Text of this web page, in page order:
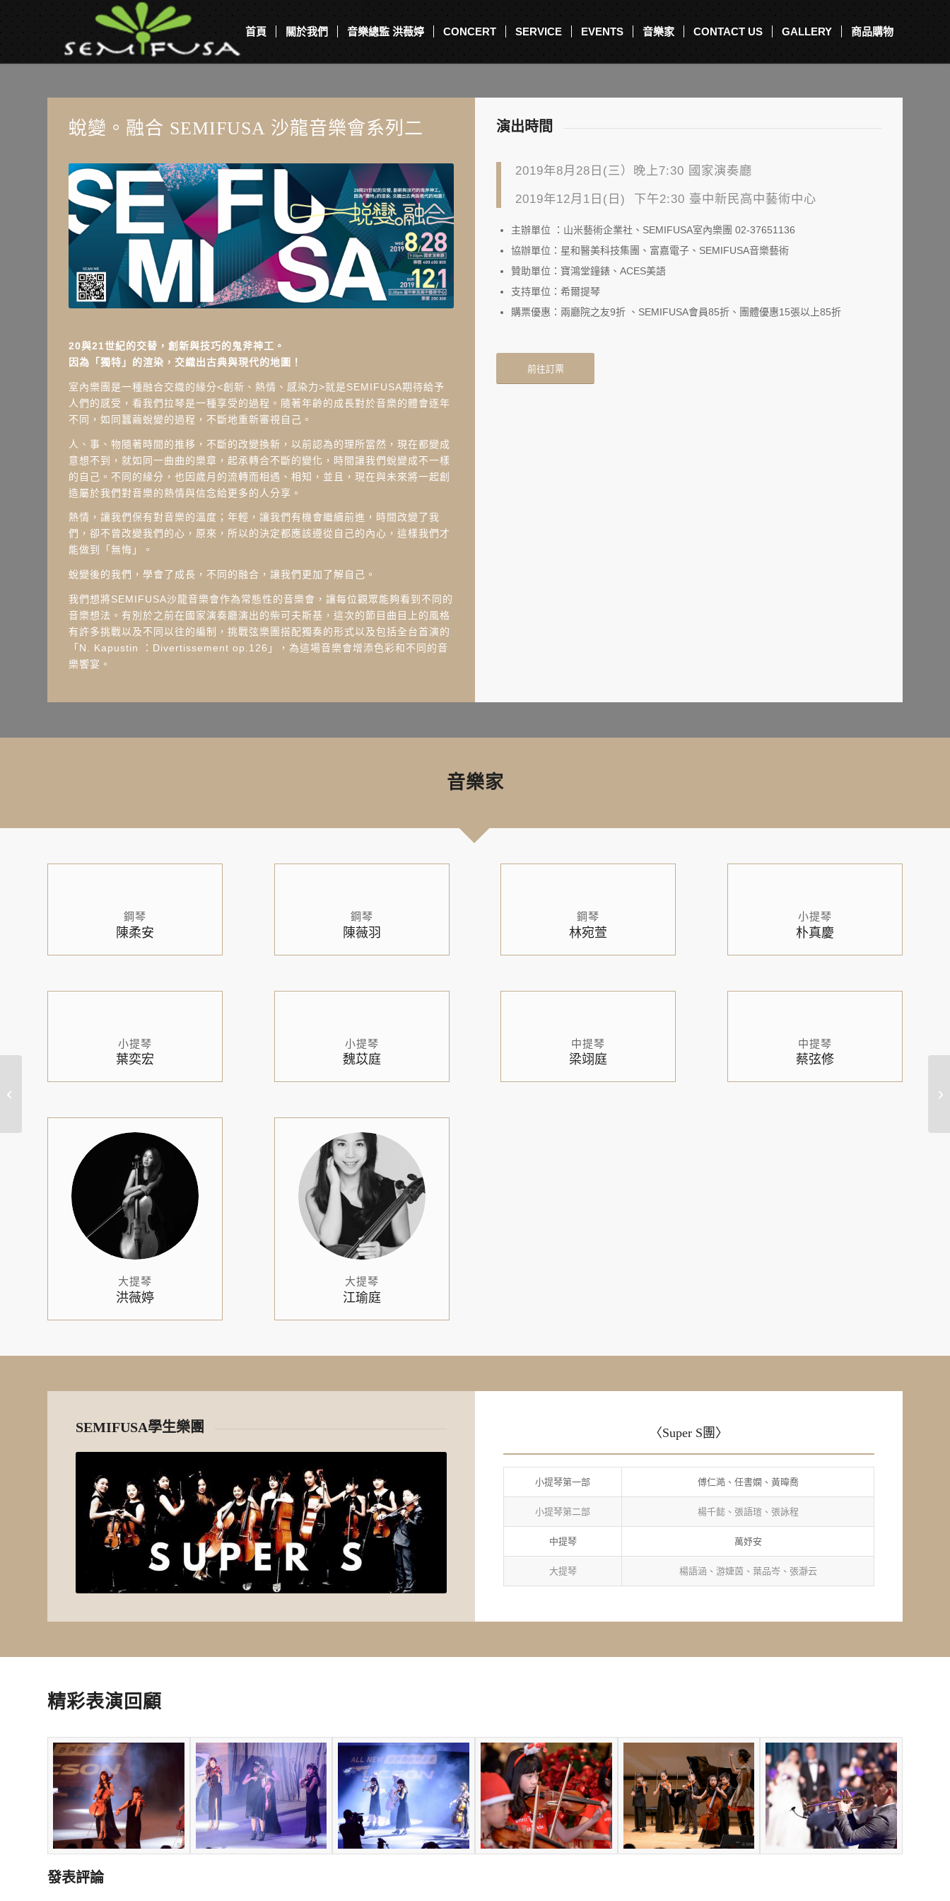
首頁 關於我們 音樂總監 洪薇婷 CONCERT SERVICE EVENTS 音樂家 CONTACT US GALLERY 商品購物
蛻變。融合 SEMIFUSA 沙龍音樂會系列二
20與21世紀的交替，創新與技巧的鬼斧神工。
因為「獨特」的渲染，交織出古典與現代的地圖！
室內樂團是一種融合交織的緣分<創新、熱情、感染力>就是SEMIFUSA期待給予
人們的感受，看我們拉琴是一種享受的過程。隨著年齡的成長對於音樂的體會逐年
不同，如同蠶繭蛻變的過程，不斷地重新審視自己。
人、事、物隨著時間的推移，不斷的改變換新，以前認為的理所當然，現在都變成
意想不到，就如同一曲曲的樂章，起承轉合不斷的變化，時間讓我們蛻變成不一樣
的自己。不同的緣分，也因歲月的流轉而相遇、相知，並且，現在與未來將一起創
造屬於我們對音樂的熱情與信念給更多的人分享。
熱情，讓我們保有對音樂的溫度；年輕，讓我們有機會繼續前進，時間改變了我
們，卻不曾改變我們的心，原來，所以的決定都應該遵從自己的內心，這樣我們才
能做到「無悔」。
蛻變後的我們，學會了成長，不同的融合，讓我們更加了解自己。
我們想將SEMIFUSA沙龍音樂會作為常態性的音樂會，讓每位觀眾能夠看到不同的
音樂想法。有別於之前在國家演奏廳演出的柴可夫斯基，這次的節目曲目上的風格
有許多挑戰以及不同以往的編制，挑戰弦樂團搭配獨奏的形式以及包括全台首演的
「N. Kapustin ：Divertissement op.126」，為這場音樂會增添色彩和不同的音
樂饗宴。
演出時間
2019年8月28日(三）晚上7:30 國家演奏廳
2019年12月1日(日) 下午2:30 臺中新民高中藝術中心
主辦單位 ：山米藝術企業社、SEMIFUSA室內樂團 02-37651136
協辦單位：星和醫美科技集團、富嘉電子、SEMIFUSA音樂藝術
贊助單位：寶鴻堂鐘錶、ACES美語
支持單位：希爾提琴
購票優惠：兩廳院之友9折 、SEMIFUSA會員85折、團體優惠15張以上85折
前往訂票
音樂家
鋼琴
陳柔安
鋼琴
陳薇羽
鋼琴
林宛萱
小提琴
朴真慶
小提琴
葉奕宏
小提琴
魏苡庭
中提琴
梁翊庭
中提琴
蔡弦修
大提琴
洪薇婷
大提琴
江瑜庭
SEMIFUSA學生樂團 〈Super S團〉
小提琴第一部 傅仁澔、任書嫻、黃暐喬
小提琴第二部 楊千懿、張語瑄、張詠程
中提琴 萬妤安
大提琴 楊語涵、游婕茵、葉品岑、張瀞云
精彩表演回顧
發表評論